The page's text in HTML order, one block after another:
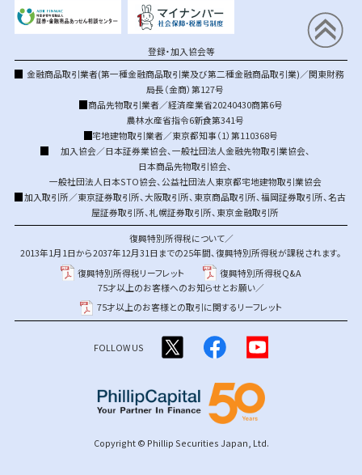
登録・加入協会等
金融商品取引業者(第一種金融商品取引業及び第二種金融商品取引業)／関東財務
局長（金商）第127号
商品先物取引業者／経済産業省20240430商第6号
農林水産省指令6新食第341号
宅地建物取引業者／東京都知事（1）第110368号
加入協会／日本証券業協会、 一般社団法人金融先物取引業協会、
日本商品先物取引協会、
一般社団法人日本STO協会、 公益社団法人東京都宅地建物取引業協会
加入取引所／東京証券取引所、大阪取引所、 東京商品取引所、福岡証券取引所、名古
屋証券取引所、札幌証券取引所、 東京金融取引所
復興特別所得税について／
2013年1月1日から2037年12月31日までの25年間、復興特別所得税が課税されます。
復興特別所得税リーフレット
復興特別所得税Q&A
75才以上のお客様へのお知らせとお願い／
75才以上のお客様との取引に関するリーフレット
FOLLOW US
Copyright © Phillip Securities Japan, Ltd.